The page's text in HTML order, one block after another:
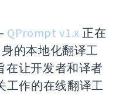
QPrompt v1.x正在
的本地化翻译工
在让开发者和译者
工作的在线翻译工